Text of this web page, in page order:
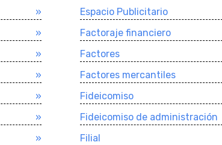
»
»
»
»
»
»
»
Espacio Publicitario
Factoraje financiero
Factores
Factores mercantiles
Fideicomiso
Fideicomiso de administración
Filial